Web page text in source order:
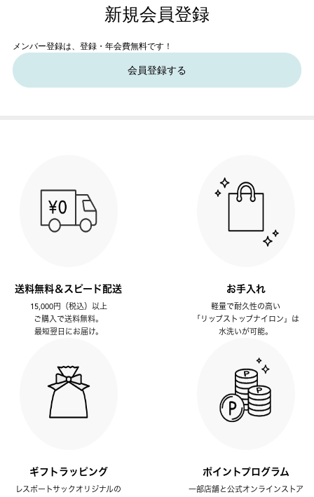
新規会員登録
メンバー登録は、登録・年会費無料です！
会員登録する
送料無料＆スピード配送
15,000円（税込）以上
ご購入で送料無料。
最短翌日にお届け。
お手入れ
軽量で耐久性の高い
「リップストップナイロン」は
水洗いが可能。
ギフトラッピング
レスポートサックオリジナルの
ポイントプログラム
一部店舗と公式オンラインストア